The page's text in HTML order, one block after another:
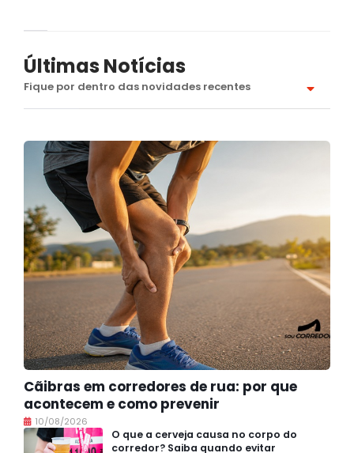
Últimas Notícias
Fique por dentro das novidades recentes
Cãibras em corredores de rua: por que
acontecem e como prevenir
10/08/2026
O que a cerveja causa no corpo do
corredor? Saiba quando evitar